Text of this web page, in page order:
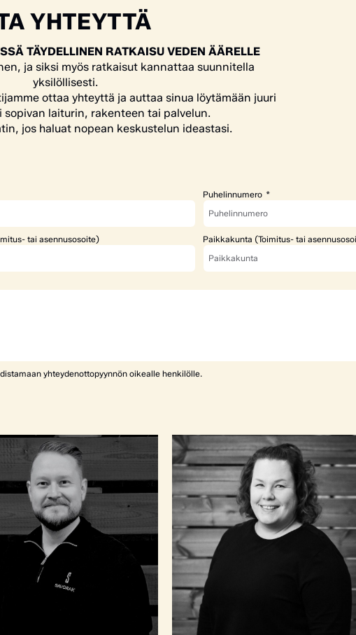
YHTEYTTÄ
TÄYDELLINEN RATKAISU VEDEN ÄÄRELLE
ja siksi myös ratkaisut kannattaa suunnitella
yksilöllisesti.
ottaa yhteyttä ja auttaa sinua löytämään juuri
sopivan laiturin, rakenteen tai palvelun.
jos haluat nopean keskustelun ideastasi.
Puhelinnumero
tai asennusosoite) Paikkakunta (Toimitus- tai
yhteydenottopyynnön oikealle henkilölle.